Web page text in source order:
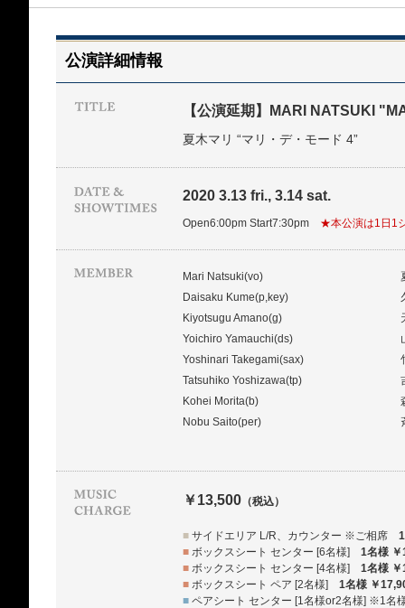
公演詳細情報
【公演延期】MARI NATSUKI
夏木マリ “マリ・デ・モード 4”
2020 3.13 fri., 3.14 sat.
Open6:00pm Start7:30pm ★本公演は1日1
Mari Natsuki(vo)
Daisaku Kume(p,key)
Kiyotsugu Amano(g)
Yoichiro Yamauchi(ds)
Yoshinari Takegami(sax)
Tatsuhiko Yoshizawa(tp)
Kohei Morita(b)
Nobu Saito(per)
￥13,500 （税込）
■ サイドエリア L/R、カウンター ※ご相席
■ ボックスシート センター [6名様] 1名様
■ ボックスシート センター [4名様] 1名様
■ ボックスシート ペア [2名様] 1名様 ￥
■ ペアシート センター [1名様or2名様] ※1